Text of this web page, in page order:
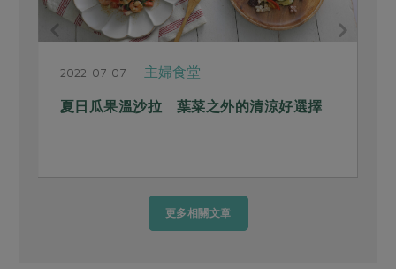
2022-07-07 主婦食堂
夏日瓜果溫沙拉 葉菜之外的清涼好選擇
更多相關文章